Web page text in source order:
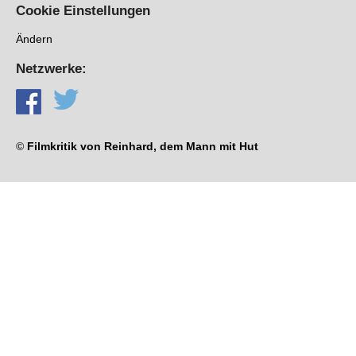
Cookie Einstellungen
Ändern
Netzwerke:
© Filmkritik von Reinhard, dem Mann mit Hut